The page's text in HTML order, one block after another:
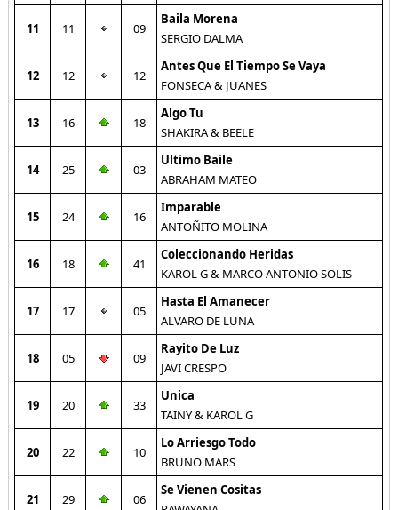
11 11 09
Baila Morena
SERGIO DALMA
12 12 12
Antes Que El Tiempo Se Vaya
FONSECA & JUANES
13 16 18
Algo Tu
SHAKIRA & BEELE
14 25 03
Ultimo Baile
ABRAHAM MATEO
15 24 16
Imparable
ANTOÑITO MOLINA
16 18 41
Coleccionando Heridas
KAROL G & MARCO ANTONIO SOLIS
17 17 05
Hasta El Amanecer
ALVARO DE LUNA
18 05 09
Rayito De Luz
JAVI CRESPO
19 20 33
Unica
TAINY & KAROL G
20 22 10
Lo Arriesgo Todo
BRUNO MARS
21 29 06
Se Vienen Cositas